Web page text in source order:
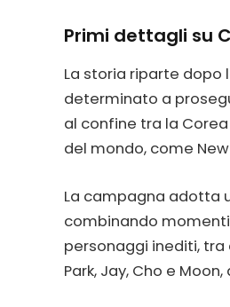
Primi dettagli su
La storia riparte dopo
determinato a
al confine tra la
del mondo, come
La campagna adotta
combinando
personaggi inediti,
Park, Jay, Cho e